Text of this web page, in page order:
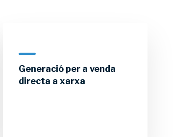
Generació per a venda
directa a xarxa